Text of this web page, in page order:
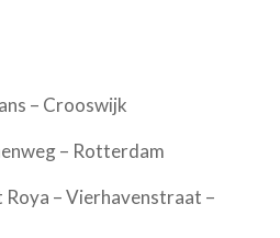
– Crooswijk
– Rotterdam
– Vierhavenstraat –